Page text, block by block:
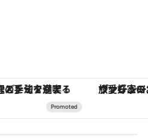
好家のお気に入りコレクションから、ジェンダーレスな新作が登場 【銀座で出合う最旬美容】美髪ケアや上質